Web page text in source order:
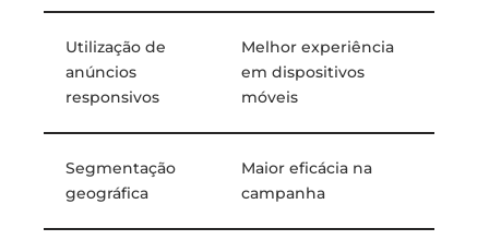
Utilização de
anúncios
responsivos
Melhor experiência
em dispositivos
móveis
Segmentação
geográfica
Maior eficácia na
campanha